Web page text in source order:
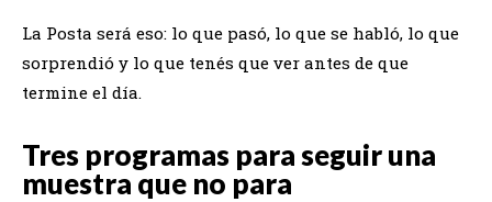
La Posta será eso: lo que pasó, lo que se habló, lo que
sorprendió y lo que tenés que ver antes de que
termine el día.
Tres programas para seguir una
muestra que no para